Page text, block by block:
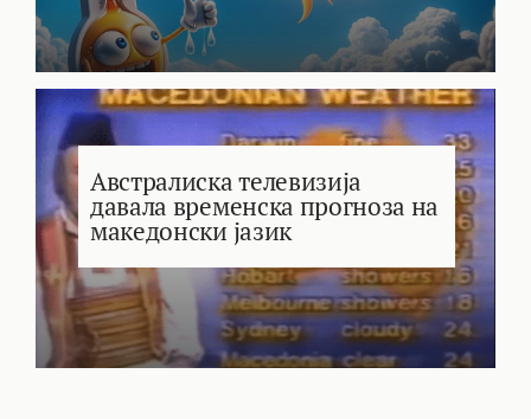
Австралиска телевизија
давала временска прогноза на
македонски јазик